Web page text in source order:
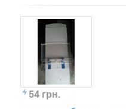
54 грн.